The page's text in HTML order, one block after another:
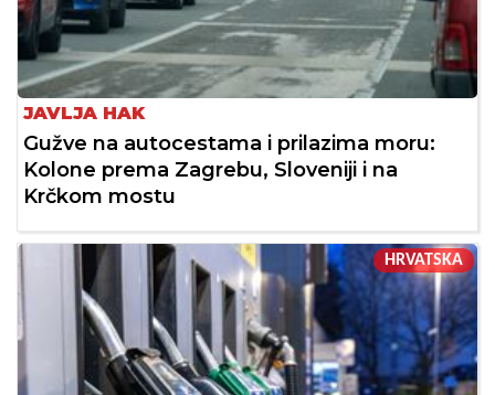
JAVLJA HAK
Gužve na autocestama i prilazima moru:
Kolone prema Zagrebu, Sloveniji i na
Krčkom mostu
HRVATSKA